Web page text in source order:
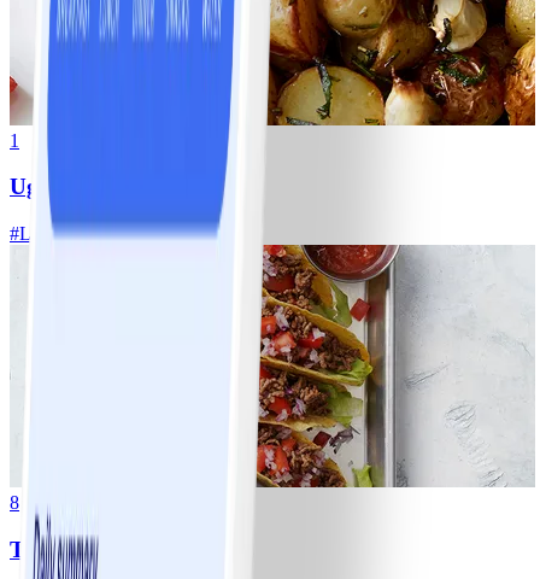
1
Ugnsrostad potatis
#Lätt 5 MIN
8
Tacos